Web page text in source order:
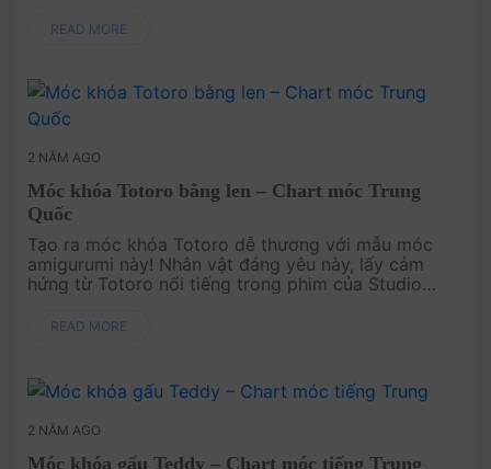
hoặc người b....
READ MORE
2 NĂM AGO
Móc khóa Totoro bằng len – Chart móc Trung
Quốc
Tạo ra móc khóa Totoro dễ thương với mẫu móc
amigurumi này! Nhân vật đáng yêu này, lấy cảm
hứng từ Totoro nổi tiếng trong phim của Studio
khóa, túi xách hay ....
READ MORE
2 NĂM AGO
Móc khóa gấu Teddy – Chart móc tiếng Trung